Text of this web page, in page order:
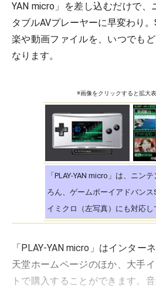
YAN micro」を差し込むだけで、
タブルAVプレーヤーに早変わり
楽や動画ファイルを、いつでも
なります。
※画像をクリックすると拡大表
「PLAY-YAN micro」は、ニン
ろん、ゲームボーイアドバンス
イミクロ（左写真）にも対応し
「PLAY-YAN micro」はインター
天堂ホームページのほか、大手
トで購入することができます。